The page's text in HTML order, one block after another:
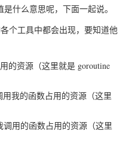
什么意思呢，下面一起说。
个工具中都会出现，要知道他
的资源（这里就是 goroutine
我的函数占用的资源（这里
用的函数占用的资源（这里